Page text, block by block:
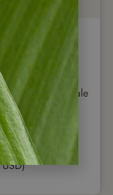
Mahlzeiten
& optionale
Ausgaben